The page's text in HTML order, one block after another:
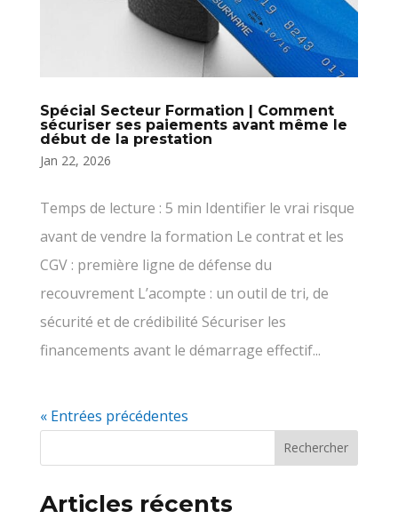
Spécial Secteur Formation | Comment
sécuriser ses paiements avant même le
début de la prestation
Jan 22, 2026
Temps de lecture : 5 min Identifier le vrai risque
avant de vendre la formation Le contrat et les
CGV : première ligne de défense du
recouvrement L’acompte : un outil de tri, de
sécurité et de crédibilité Sécuriser les
financements avant le démarrage effectif...
« Entrées précédentes
Articles récents